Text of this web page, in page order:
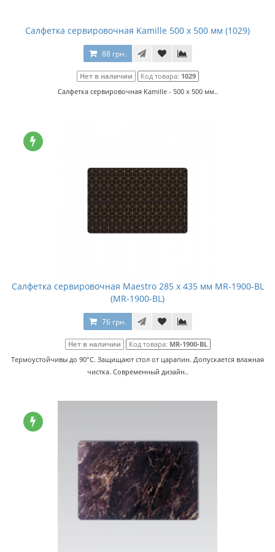
Салфетка сервировочная Kamille 500 x 500 мм (1029)
88 грн.
Нет в наличии Код товара: 1029
Салфетка сервировочная Kamille - 500 x 500 мм..
Салфетка сервировочная Maestro 285 x 435 мм MR-1900-BL
(MR-1900-BL)
76 грн.
Нет в наличии Код товара: MR-1900-BL
Термоустойчивы до 90°С. Защищают стол от царапин. Допускается влажная
чистка. Cовременный дизайн..